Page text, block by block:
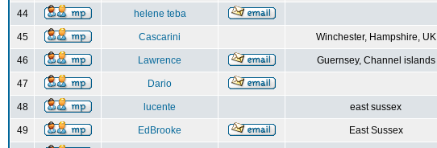
44 helene teba
45 Cascarini Winchester, Hampshire, UK
46 Lawrence Guernsey, Channel islands
47 Dario
48 lucente east sussex
49 EdBrooke East Sussex